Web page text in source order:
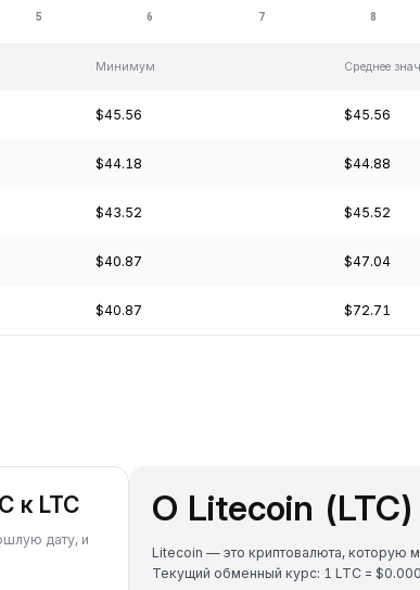
Минимум Среднее
$45.56 $45.56
$44.18 $44.88
$43.52 $45.52
$40.87 $47.04
$40.87 $72.71
к LTC
дату, и
О Litecoin (LTC)
Litecoin — это криптовалюта, которую
Текущий обменный курс: 1 LTC =